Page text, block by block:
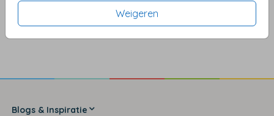
Weigeren
van de 5 sterren
Blogs & Inspiratie